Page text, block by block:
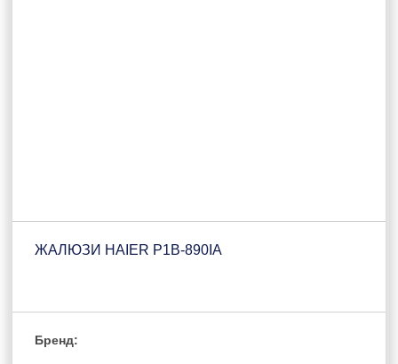
ЖАЛЮЗИ HAIER P1B-890IA
Бренд: